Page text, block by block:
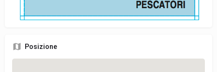
Posizione